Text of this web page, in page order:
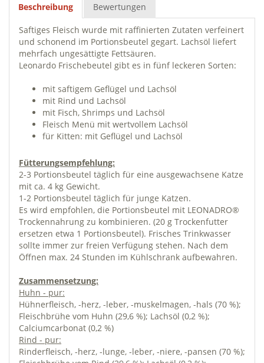
Beschreibung Bewertungen
Saftiges Fleisch wurde mit raffinierten Zutaten verfeinert
und schonend im Portionsbeutel gegart. Lachsöl liefert
mehrfach ungesättigte Fettsäuren.
Leonardo Frischebeutel gibt es in fünf leckeren Sorten:
mit saftigem Geflügel und Lachsöl
mit Rind und Lachsöl
mit Fisch, Shrimps und Lachsöl
Fleisch Menü mit wertvollem Lachsöl
für Kitten: mit Geflügel und Lachsöl
Fütterungsempfehlung:
2-3 Portionsbeutel täglich für eine ausgewachsene Katze
mit ca. 4 kg Gewicht.
1-2 Portionsbeutel täglich für junge Katzen.
Es wird empfohlen, die Portionsbeutel mit LEONADRO®
Trockennahrung zu kombinieren. (20 g Trockenfutter
ersetzen etwa 1 Portionsbeutel). Frisches Trinkwasser
sollte immer zur freien Verfügung stehen. Nach dem
Öffnen max. 24 Stunden im Kühlschrank aufbewahren.
Zusammensetzung:
Huhn - pur:
Hühnerfleisch, -herz, -leber, -muskelmagen, -hals (70 %);
Fleischbrühe vom Huhn (29,6 %); Lachsöl (0,2 %);
Calciumcarbonat (0,2 %)
Rind - pur:
Rinderfleisch, -herz, -lunge, -leber, -niere, -pansen (70 %);